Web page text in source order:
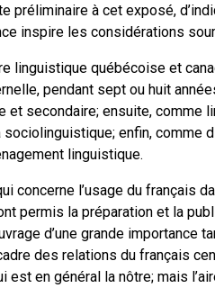
préliminaire à cet exposé,
inspire les considérations
linguistique québécoise et
pendant sept ou huit
et secondaire; ensuite,
enfin, comme
linguistique.
concerne l’usage du français
permis la préparation et la
d’une grande importance
des relations du français
est en général la nôtre; mais